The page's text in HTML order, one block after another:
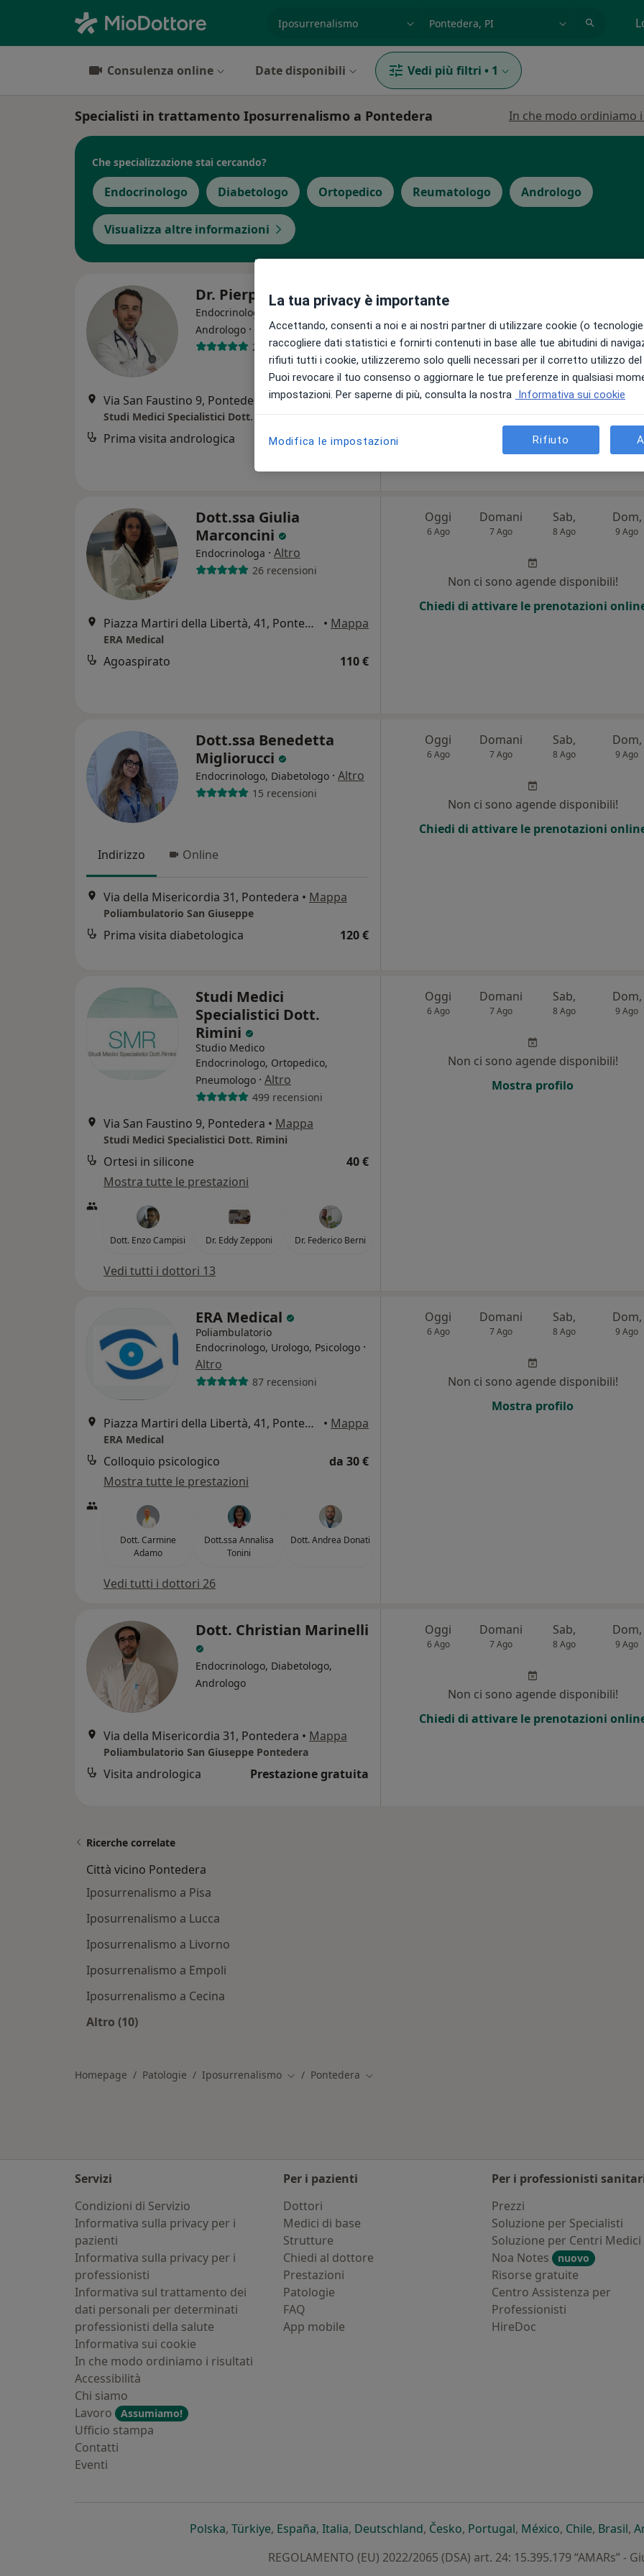
Consulenza online Date disponibili Vedi più filtri • 1
Specialisti in trattamento Iposurrenalismo a Pontedera In che modo ordiniamo
Che specializzazione stai cercando?
Endocrinologo Diabetologo Ortopedico Reumatologo Andrologo
Visualizza altre informazioni
Dr. Pierpaolo Falcetta
Endocrinologo, Diabetologo,
Andrologo · Altro
231 recensioni
Via San Faustino 9, Pontedera •Mappa
Studi Medici Specialistici Dott. Rimini
Prima visita andrologica 120 €
Oggi
6 Ago
Non ci sono agende disponibili!
Chiedi di attivare le prenotazioni
Dott.ssa Giulia
Marconcini
Endocrinologa · Altro
26 recensioni
Piazza Martiri della Libertà, 41, Pontedera • Mappa
ERA Medical
Agoaspirato 110 €
Oggi
6 Ago
Domani
7 Ago
Sab,
8 Ago
Dom,
9 Ago
Non ci sono agende disponibili!
Chiedi di attivare le prenotazioni
Dott.ssa Benedetta
Migliorucci
Endocrinologo, Diabetologo · Altro
15 recensioni
Indirizzo Online
Via della Misericordia 31, Pontedera • Mappa
Poliambulatorio San Giuseppe
Prima visita diabetologica 120 €
Oggi
6 Ago
Domani
7 Ago
Sab,
8 Ago
Dom,
9 Ago
Non ci sono agende disponibili!
Chiedi di attivare le prenotazioni
Studi Medici
Specialistici Dott.
Rimini
Studio Medico
Endocrinologo, Ortopedico,
Pneumologo · Altro
499 recensioni
Via San Faustino 9, Pontedera • Mappa
Studi Medici Specialistici Dott. Rimini
Ortesi in silicone
40 €
Mostra tutte le prestazioni
Dott. Enzo Campisi Dr. Eddy Zepponi Dr. Federico Berni
Vedi tutti i dottori 13
Oggi
6 Ago
Domani
7 Ago
Sab,
8 Ago
Dom,
9 Ago
Non ci sono agende disponibili!
Mostra profilo
ERA Medical
Poliambulatorio
Endocrinologo, Urologo, Psicologo ·
Altro
87 recensioni
Piazza Martiri della Libertà, 41, Pontedera • Mappa
ERA Medical
Colloquio psicologico
da 30 €
Mostra tutte le prestazioni
Dott. Carmine
Adamo
Dott.ssa Annalisa
Tonini
Dott. Andrea Donati
Vedi tutti i dottori 26
Oggi
6 Ago
Domani
7 Ago
Sab,
8 Ago
Dom,
9 Ago
Non ci sono agende disponibili!
Mostra profilo
Dott. Christian Marinelli
Endocrinologo, Diabetologo,
Andrologo
Via della Misericordia 31, Pontedera • Mappa
Poliambulatorio San Giuseppe Pontedera
Visita andrologica Prestazione gratuita
Oggi
6 Ago
Domani
7 Ago
Sab,
8 Ago
Dom,
9 Ago
Non ci sono agende disponibili!
Chiedi di attivare le prenotazioni
Ricerche correlate
Città vicino Pontedera
Iposurrenalismo a Pisa
Iposurrenalismo a Lucca
Iposurrenalismo a Livorno
Iposurrenalismo a Empoli
Iposurrenalismo a Cecina
Altro (10)
Homepage Patologie Iposurrenalismo Cambia città
Pontedera Cambia città
Servizi
Condizioni di Servizio
Informativa sulla privacy per i
pazienti
Informativa sulla privacy per i
professionisti
Informativa sul trattamento dei
dati personali per determinati
professionisti della salute
Informativa sui cookie
In che modo ordiniamo i risultati
Accessibilità
Chi siamo
Lavoro
Assumiamo!
Ufficio stampa
Contatti
Eventi
Per i pazienti
Dottori
Medici di base
Strutture
Chiedi al dottore
Prestazioni
Patologie
FAQ
App mobile
Per i professionisti
Prezzi
Soluzione per Specialisti
Soluzione per Centri Medici
Noa Notes
nuovo
Risorse gratuite
Centro Assistenza per
Professionisti
HireDoc
Polskasi apre in una nuova scheda
, Türkiyesi apre in una nuova scheda
, Españasi apre in una nuova scheda
, Italiasi apre in una nuova scheda
, Deutschlandsi apre in una nuova scheda
, Českosi apre in una nuova scheda
, Portugalsi apre in una nuova
, Méxicosi apre in una
, Chilesi apre in
, Brasilsi
,
REGOLAMENTO (EU) 2022/2065 (DSA) art. 24: 15.395.179 “AMARs” -
La tua privacy è importante
Accettando, consenti a noi e ai nostri partner di utilizzare cookie (o
raccogliere dati statistici e fornirti contenuti in base alle tue abitudini di
rifiuti tutti i cookie, utilizzeremo solo quelli necessari per il corretto utilizzo
Puoi revocare il tuo consenso o aggiornare le tue preferenze in qualsiasi
impostazioni. Per saperne di più, consulta la nostra Informativa sui cookie
Modifica le impostazioni Rifiuto